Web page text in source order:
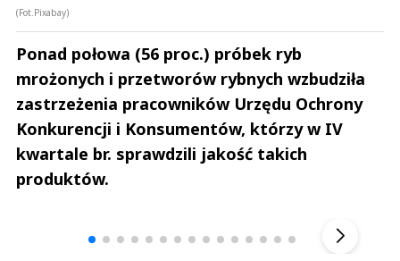
(Fot.Pixabay)
Ponad połowa (56 proc.) próbek ryb
mrożonych i przetworów rybnych wzbudziła
zastrzeżenia pracowników Urzędu Ochrony
Konkurencji i Konsumentów, którzy w IV
kwartale br. sprawdzili jakość takich
produktów.